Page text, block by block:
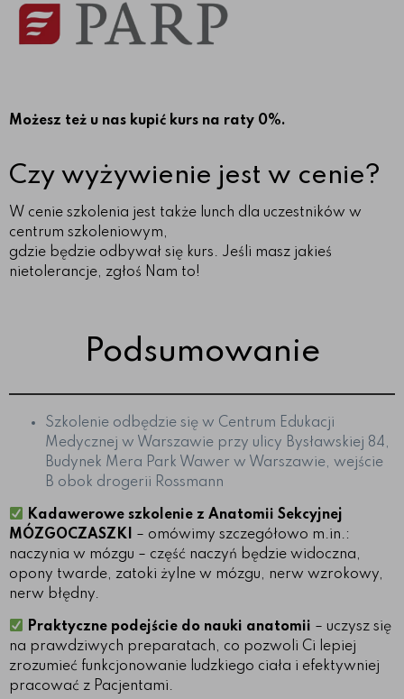
Możesz też u nas kupić kurs na raty 0%.
Czy wyżywienie jest w cenie?
W cenie szkolenia jest także lunch dla uczestników w
centrum szkoleniowym,
gdzie będzie odbywał się kurs. Jeśli masz jakieś
nietolerancje, zgłoś Nam to!
Podsumowanie
Szkolenie odbędzie się w Centrum Edukacji
Medycznej w Warszawie przy ulicy Bysławskiej 84,
Budynek Mera Park Wawer w Warszawie, wejście
B obok drogerii Rossmann
Kadawerowe szkolenie z Anatomii Sekcyjnej
MÓZGOCZASZKI
– omówimy szczegółowo m.in.:
naczynia w mózgu – część naczyń będzie widoczna,
opony twarde, zatoki żylne w mózgu, nerw wzrokowy,
nerw błędny.
Praktyczne podejście do nauki anatomii – uczysz się
na prawdziwych preparatach, co pozwoli Ci lepiej
zrozumieć funkcjonowanie ludzkiego ciała i efektywniej
pracować z Pacjentami.